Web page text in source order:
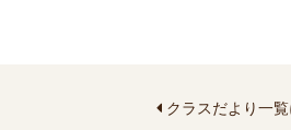
クラスだより一覧